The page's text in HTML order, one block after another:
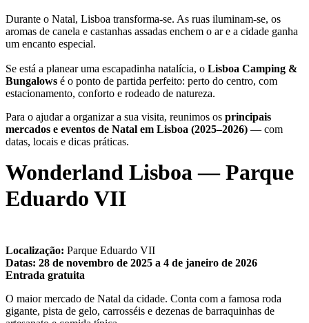
Durante o Natal, Lisboa transforma-se. As ruas iluminam-se, os
aromas de canela e castanhas assadas enchem o ar e a cidade ganha
um encanto especial.
Se está a planear uma escapadinha natalícia, o Lisboa Camping &
Bungalows é o ponto de partida perfeito: perto do centro, com
estacionamento, conforto e rodeado de natureza.
Para o ajudar a organizar a sua visita, reunimos os principais
mercados e eventos de Natal em Lisboa (2025–2026) — com
datas, locais e dicas práticas.
Wonderland Lisboa — Parque
Eduardo VII
Localização: Parque Eduardo VII
Datas: 28 de novembro de 2025 a 4 de janeiro de 2026
Entrada gratuita
O maior mercado de Natal da cidade. Conta com a famosa roda
gigante, pista de gelo, carrosséis e dezenas de barraquinhas de